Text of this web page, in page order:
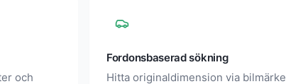
och
Fordonsbaserad sökning
Hitta originaldimension via bilmärke